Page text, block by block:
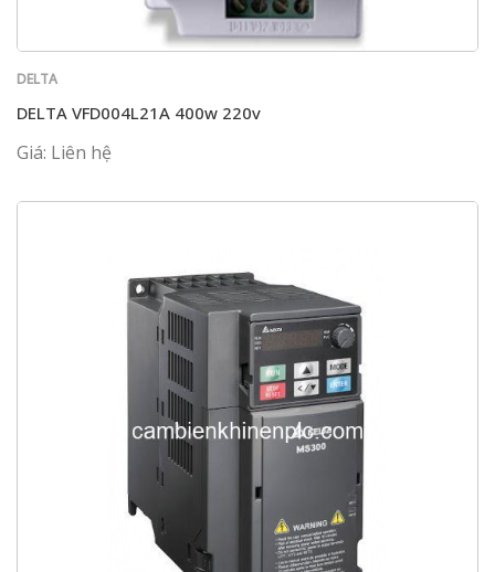
DELTA
DELTA VFD004L21A 400w 220v
Giá: Liên hệ